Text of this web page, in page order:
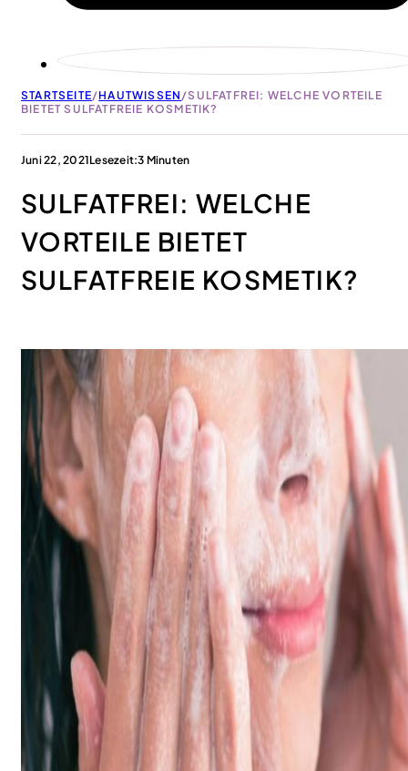
STARTSEITE/HAUTWISSEN /SULFATFREI: WELCHE VORTEILE
BIETET SULFATFREIE KOSMETIK?
Juni 22, 2021Lesezeit:3 Minuten
SULFATFREI: WELCHE
VORTEILE BIETET
SULFATFREIE KOSMETIK?